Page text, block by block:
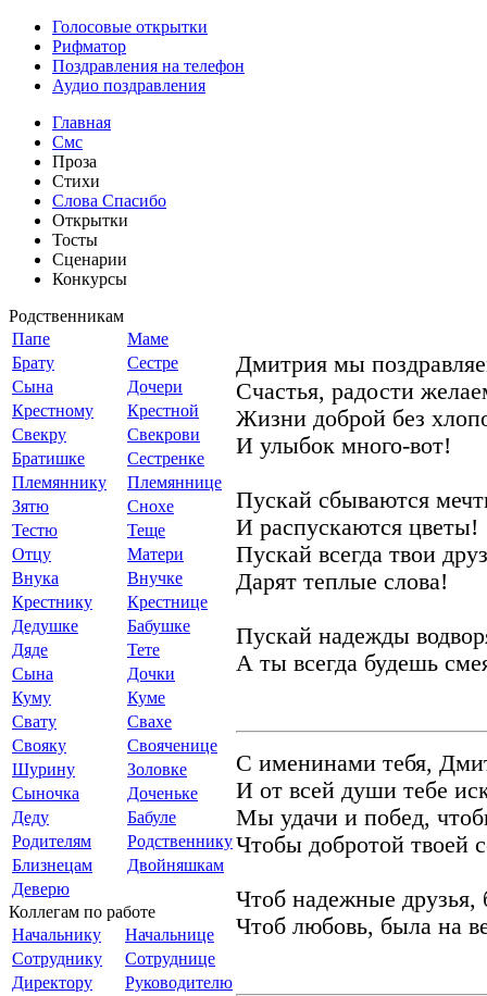
Голосовые открытки
Рифматор
Поздравления на телефон
Аудио поздравления
Главная
Смс
Проза
Стихи
Слова Спасибо
Открытки
Тосты
Сценарии
Конкурсы
Родственникам
Папе
Маме
Брату
Сестре
Сына
Дочери
Крестному
Крестной
Свекру
Свекрови
Братишке
Сестренке
Племяннику
Племяннице
Зятю
Снохе
Тестю
Теще
Отцу
Матери
Внука
Внучке
Крестнику
Крестнице
Дедушке
Бабушке
Дяде
Тете
Сына
Дочки
Куму
Куме
Свату
Свахе
Свояку
Свояченице
Шурину
Золовке
Сыночка
Доченьке
Деду
Бабуле
Родителям
Родственнику
Близнецам
Двойняшкам
Деверю
Коллегам по работе
Начальнику
Начальнице
Сотруднику
Сотруднице
Директору
Руководителю
Дмитрия мы
Счастья, радости
Жизни доброй без
И улыбок много-вот!
Пускай сбываются
И распускаются цветы!
Пускай всегда твои
Дарят теплые слова!
Пускай надежды
А ты всегда будешь
С именинами тебя,
И от всей души тебе
Мы удачи и побед,
Чтобы добротой твоей
Чтоб надежные
Чтоб любовь, была на